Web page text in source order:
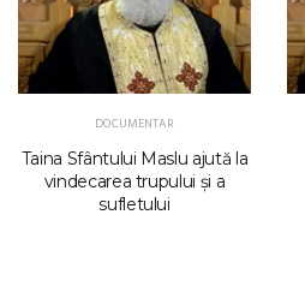
DOCUMENTAR
Taina Sfântului Maslu ajută la
vindecarea trupului și a
sufletului